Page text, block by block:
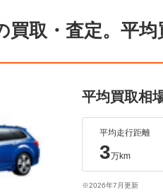
買取・査定。平
平均買取相
平均走行距離
3万km
※2026年7月更新